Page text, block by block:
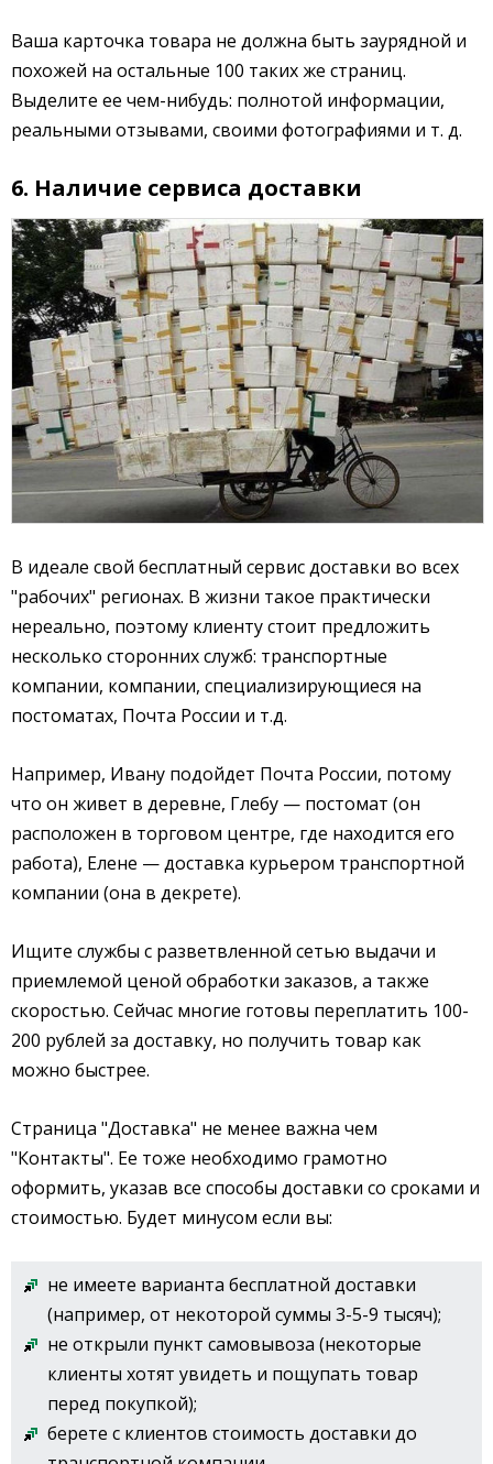
Ваша карточка товара не должна быть заурядной и
похожей на остальные 100 таких же страниц.
Выделите ее чем-нибудь: полнотой информации,
реальными отзывами, своими фотографиями и т. д.
6. Наличие сервиса доставки
В идеале свой бесплатный сервис доставки во всех
"рабочих" регионах. В жизни такое практически
нереально, поэтому клиенту стоит предложить
несколько сторонних служб: транспортные
компании, компании, специализирующиеся на
постоматах, Почта России и т.д.
Например, Ивану подойдет Почта России, потому
что он живет в деревне, Глебу — постомат (он
расположен в торговом центре, где находится его
работа), Елене — доставка курьером транспортной
компании (она в декрете).
Ищите службы с разветвленной сетью выдачи и
приемлемой ценой обработки заказов, а также
скоростью. Сейчас многие готовы переплатить 100-
200 рублей за доставку, но получить товар как
можно быстрее.
Страница "Доставка" не менее важна чем
"Контакты". Ее тоже необходимо грамотно
оформить, указав все способы доставки со сроками и
стоимостью. Будет минусом если вы:
не имеете варианта бесплатной доставки
(например, от некоторой суммы 3-5-9 тысяч);
не открыли пункт самовывоза (некоторые
клиенты хотят увидеть и пощупать товар
перед покупкой);
берете с клиентов стоимость доставки до